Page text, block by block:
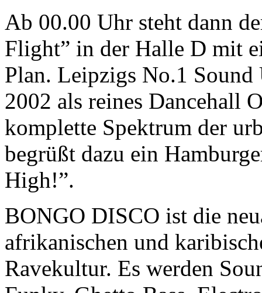
Ab 00.00 Uhr steht dann
Flight” in der Halle D mit
Plan. Leipzigs No.1
2002 als reines Dancehall
komplette Spektrum der
begrüßt dazu ein
High!”.
BONGO DISCO ist die
afrikanischen und
Ravekultur. Es werden